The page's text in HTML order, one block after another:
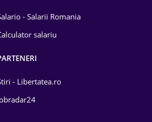
- Salarii Romania
salariu
- Libertatea.ro